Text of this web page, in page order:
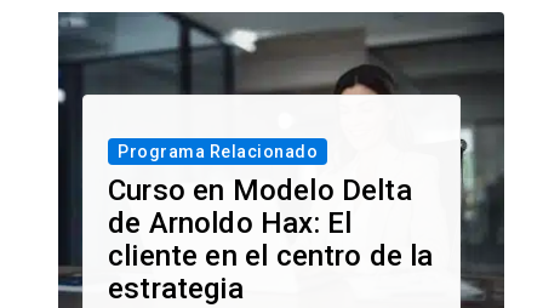
Programa Relacionado
Curso en Modelo Delta
de Arnoldo Hax: El
cliente en el centro de la
estrategia